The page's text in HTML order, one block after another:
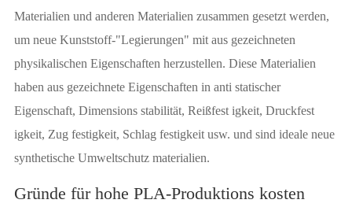
Materialien und anderen Materialien zusammen gesetzt werden,
um neue Kunststoff-"Legierungen" mit aus gezeichneten
physikalischen Eigenschaften herzustellen. Diese Materialien
haben aus gezeichnete Eigenschaften in anti statischer
Eigenschaft, Dimensions stabilität, Reißfest igkeit, Druckfest
igkeit, Zug festigkeit, Schlag festigkeit usw. und sind ideale neue
synthetische Umweltschutz materialien.
Gründe für hohe PLA-Produktions kosten